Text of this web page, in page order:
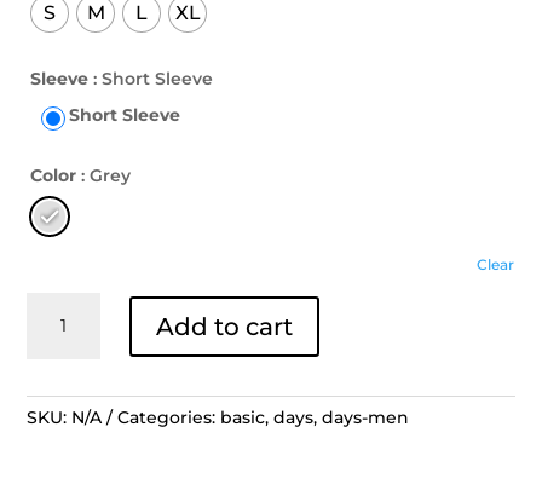
S M L XL
Sleeve : Short Sleeve
Short Sleeve
Color : Grey
Clear
Batik
Chrisant
Add to cart
SKU: N/A Categories: basic,days,days-men